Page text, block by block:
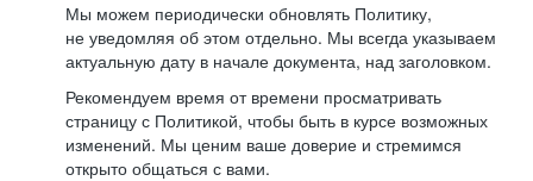
Мы можем периодически обновлять Политику,
не уведомляя об этом отдельно. Мы всегда указываем
актуальную дату в начале документа, над заголовком.
Рекомендуем время от времени просматривать
страницу с Политикой, чтобы быть в курсе возможных
изменений. Мы ценим ваше доверие и стремимся
открыто общаться с вами.